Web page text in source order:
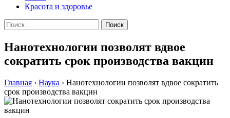
Красота и здоровье
Найти:
Нанотехнологии позволят вдвое
сократить срок производства вакцин
Главная › Наука › Нанотехнологии позволят вдвое сократить
срок производства вакцин